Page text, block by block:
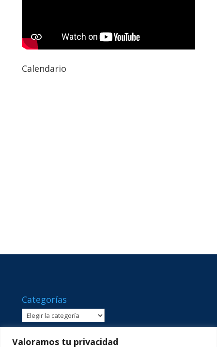
Valoramos tu privacidad
Calendario
Categorías
Categorías